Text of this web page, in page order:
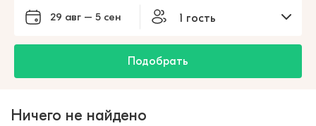
29 авг – 5 сен 1 гость
Подобрать
Ничего не найдено